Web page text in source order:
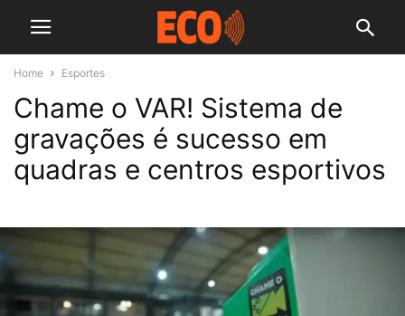
Home Esportes
Chame o VAR! Sistema de
gravações é sucesso em
quadras e centros esportivos